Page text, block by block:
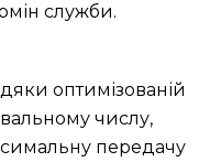
служби.
оптимізованій
числу,
передачу